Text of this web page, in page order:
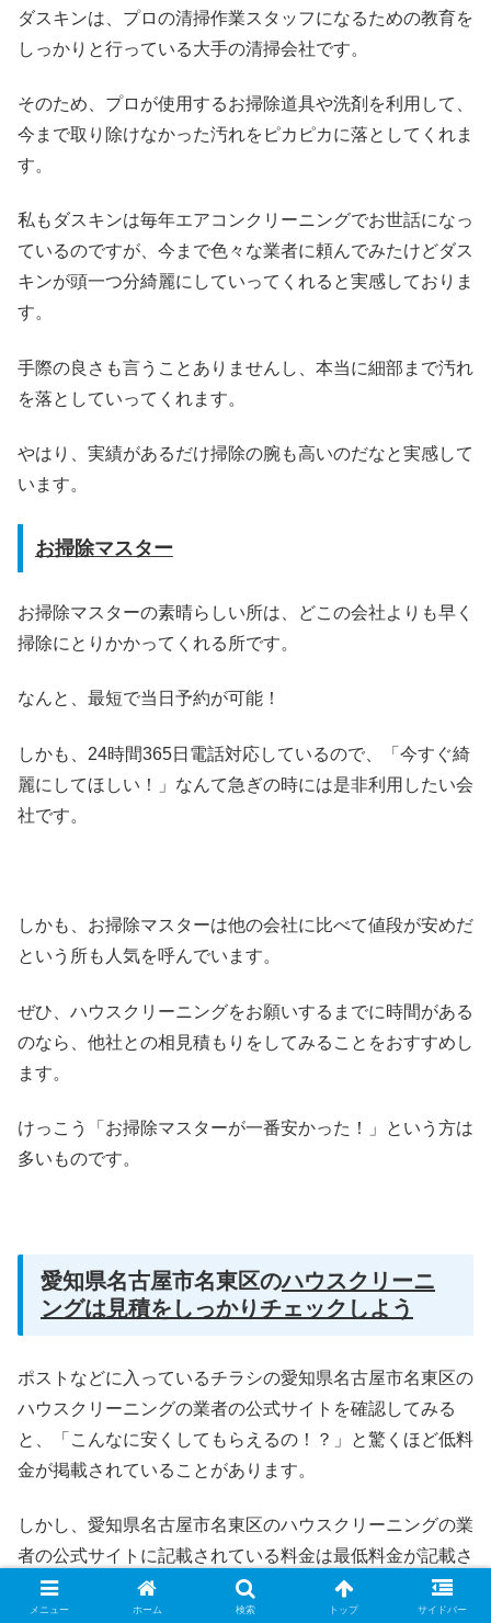
ダスキンは、プロの清掃作業スタッフになるための教育を
しっかりと行っている大手の清掃会社です。
そのため、プロが使用するお掃除道具や洗剤を利用して、
今まで取り除けなかった汚れをピカピカに落としてくれま
す。
私もダスキンは毎年エアコンクリーニングでお世話になっ
ているのですが、今まで色々な業者に頼んでみたけどダス
キンが頭一つ分綺麗にしていってくれると実感しておりま
す。
手際の良さも言うことありませんし、本当に細部まで汚れ
を落としていってくれます。
やはり、実績があるだけ掃除の腕も高いのだなと実感して
います。
お掃除マスター
お掃除マスターの素晴らしい所は、どこの会社よりも早く
掃除にとりかかってくれる所です。
なんと、最短で当日予約が可能！
しかも、24時間365日電話対応しているので、「今すぐ綺
麗にしてほしい！」なんて急ぎの時には是非利用したい会
社です。
しかも、お掃除マスターは他の会社に比べて値段が安めだ
という所も人気を呼んでいます。
ぜひ、ハウスクリーニングをお願いするまでに時間がある
のなら、他社との相見積もりをしてみることをおすすめし
ます。
けっこう「お掃除マスターが一番安かった！」という方は
多いものです。
愛知県名古屋市名東区のハウスクリーニ
ングは見積をしっかりチェックしよう
ポストなどに入っているチラシの愛知県名古屋市名東区の
ハウスクリーニングの業者の公式サイトを確認してみる
と、「こんなに安くしてもらえるの！？」と驚くほど低料
金が掲載されていることがあります。
しかし、愛知県名古屋市名東区のハウスクリーニングの業
者の公式サイトに記載されている料金は最低料金が記載さ
れていることがほとんどです。
メニュー ホーム 検索 トップ サイドバー